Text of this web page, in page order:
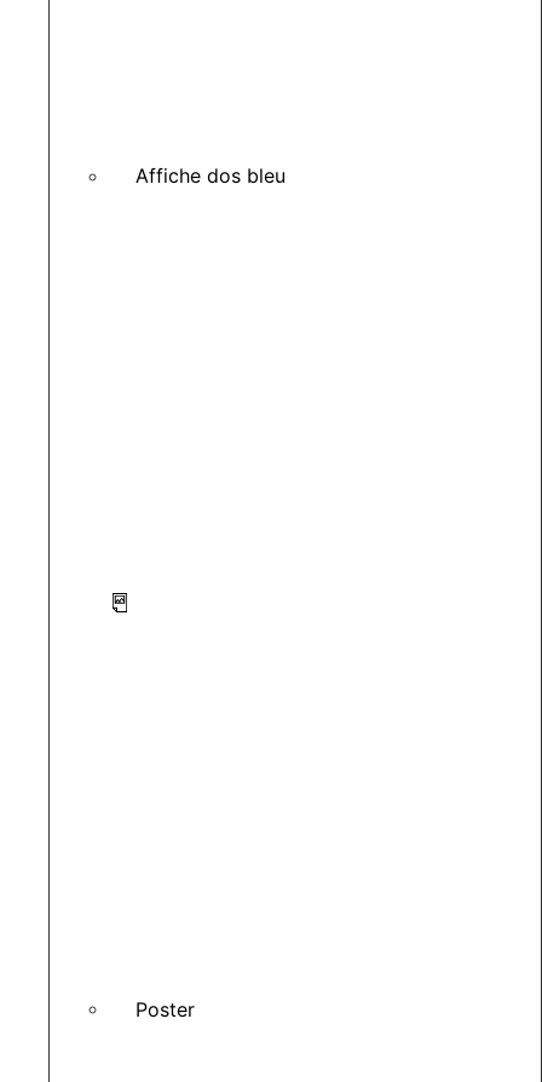
Affiche dos bleu
Poster